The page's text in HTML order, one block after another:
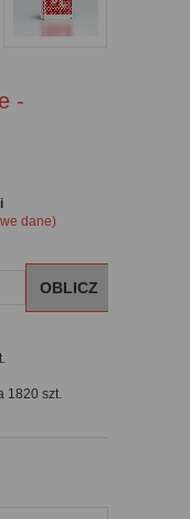
-
dane)
OBLICZ
1820 szt.